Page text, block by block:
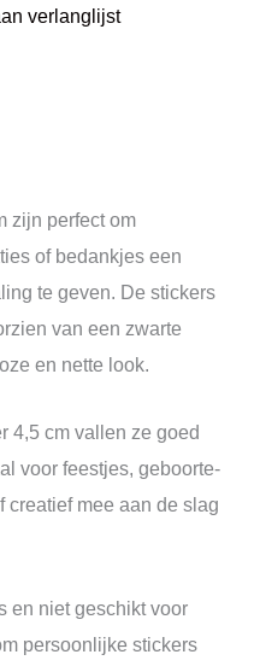
verlanglijst
zijn perfect om
of bedankjes een
te geven. De stickers
van een zwarte
en nette look.
4,5 cm vallen ze goed
voor feestjes, geboorte-
creatief mee aan de slag
en niet geschikt voor
persoonlijke stickers